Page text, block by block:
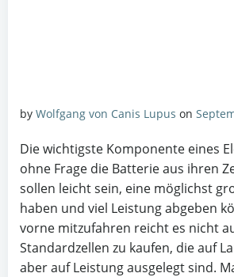
by Wolfgang von Canis Lupus on
Die wichtigste Komponente eines
ohne Frage die Batterie aus ihren
sollen leicht sein, eine möglichst
haben und viel Leistung abgeben
vorne mitzufahren reicht es nicht
Standardzellen zu kaufen, die auf
aber auf Leistung ausgelegt sind.